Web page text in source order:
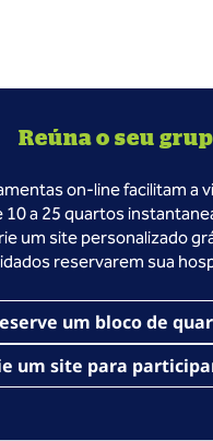
Reúna o seu
on-line facilitam a
10 a 25 quartos
um site personalizado
reservarem sua
um bloco de
um site para